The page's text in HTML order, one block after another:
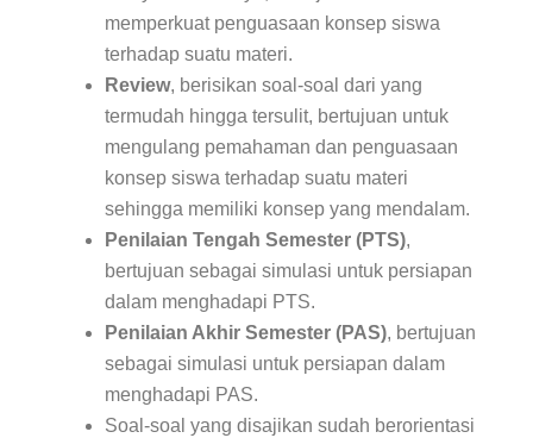
memperkuat penguasaan konsep siswa
terhadap suatu materi.
Review, berisikan soal-soal dari yang
termudah hingga tersulit, bertujuan untuk
mengulang pemahaman dan penguasaan
konsep siswa terhadap suatu materi
sehingga memiliki konsep yang mendalam.
Penilaian Tengah Semester (PTS),
bertujuan sebagai simulasi untuk persiapan
dalam menghadapi PTS.
Penilaian Akhir Semester (PAS), bertujuan
sebagai simulasi untuk persiapan dalam
menghadapi PAS.
Soal-soal yang disajikan sudah berorientasi